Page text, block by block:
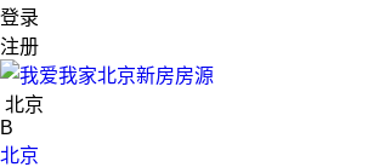
登录
注册
北京
B
北京